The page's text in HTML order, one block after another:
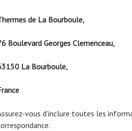
de La Bourboule,
Boulevard Georges Clemenceau,
La Bourboule,
vous d’inclure toutes les